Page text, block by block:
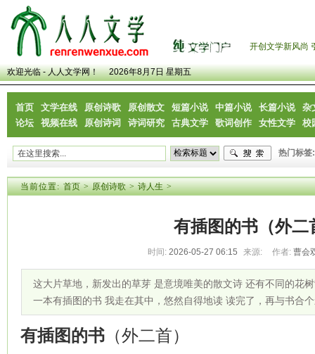
开创文学新风尚
欢迎光临 - 人人文学网！ 2026年8月7日 星期五
首页 文学在线 原创诗歌 原创散文 短篇小说 中篇小说 长篇小说
杂
论坛
视频在线 原创诗词 诗词研究 古典文学 歌词创作 女性文学 校
热门标签:
当前位置: 首页>原创诗歌>诗人生>
有插图的书（外二
时间: 2026-05-27 06:15 来源: 作者: 曹会
这大片草地，新发出的草芽 是意境唯美的散文诗 还有不同的花
一本有插图的书 我走在其中，悠然自得地读 读完了，再与书合
有插图的书 （外二首）